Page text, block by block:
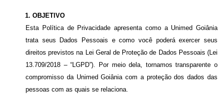
ANS
1. OBJETIVO
Esta Política de Privacidade apresenta como a Unimed Goiânia
trata seus Dados Pessoais e como você poderá exercer seus
direitos previstos na Lei Geral de Proteção de Dados Pessoais (Lei
13.709/2018 – “LGPD”). Por meio dela, tornamos transparente o
compromisso da Unimed Goiânia com a proteção dos dados das
pessoas com as quais se relaciona.